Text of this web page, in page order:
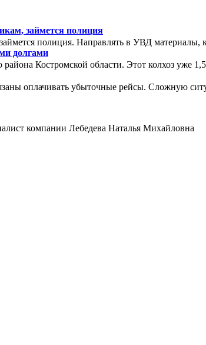
займется полиция
полиция. Направлять в УВД
долгами
Костромской области. Этот колхоз уже
оплачивать убыточные рейсы. Сложную
компании Лебедева Наталья Михайловна